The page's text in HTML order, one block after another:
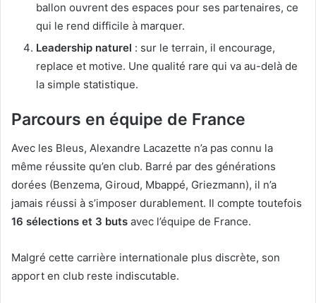
ballon ouvrent des espaces pour ses partenaires, ce
qui le rend difficile à marquer.
Leadership naturel : sur le terrain, il encourage,
replace et motive. Une qualité rare qui va au-delà de
la simple statistique.
Parcours en équipe de France
Avec les Bleus, Alexandre Lacazette n’a pas connu la
même réussite qu’en club. Barré par des générations
dorées (Benzema, Giroud, Mbappé, Griezmann), il n’a
jamais réussi à s’imposer durablement. Il compte toutefois
16 sélections et 3 buts avec l’équipe de France.
Malgré cette carrière internationale plus discrète, son
apport en club reste indiscutable.